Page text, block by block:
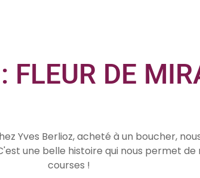
DE
Yves Berlioz, acheté à un boucher,
une belle histoire qui nous permet
courses !